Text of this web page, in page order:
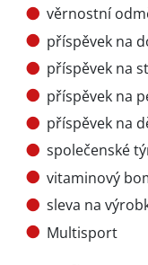
věrnostní
příspěvek na
příspěvek na
příspěvek na
příspěvek na
společenské
vitaminový
sleva na
Multisport